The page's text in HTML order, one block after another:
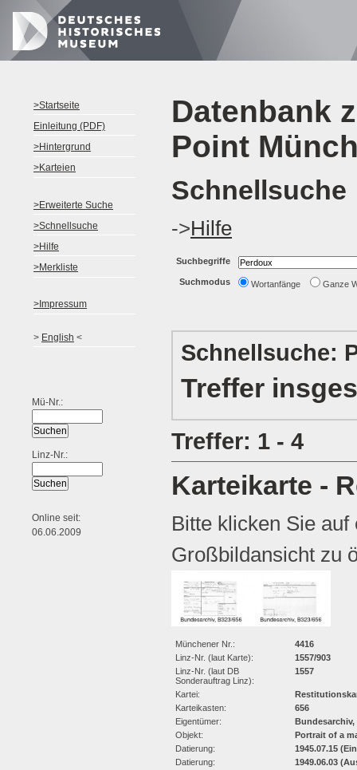
>Startseite
Einleitung (PDF)
>Hintergrund
>Karteien
>Erweiterte Suche
>Schnellsuche
>Hilfe
>Merkliste
>Impressum
> English <
Mü-Nr.:
Linz-Nr.:
Online seit:
06.06.2009
Datenbank
Point
Schnellsuche
->Hilfe
Suchbegriffe
Suchmodus Wortanfänge Ganze
Schnellsuche:
Treffer
Treffer: 1 - 4
Karteikarte -
Bitte klicken Sie
Großbildansicht zu
Münchener Nr.:
4416
Linz-Nr. (laut Karte):
1557/903
Linz-Nr. (laut DB
Sonderauftrag Linz):
1557
Kartei:
Karteikasten:
656
Eigentümer:
Bundesarchiv,
Objekt:
Portrait of a
Datierung:
1945.07.15
Datierung:
1949.06.03